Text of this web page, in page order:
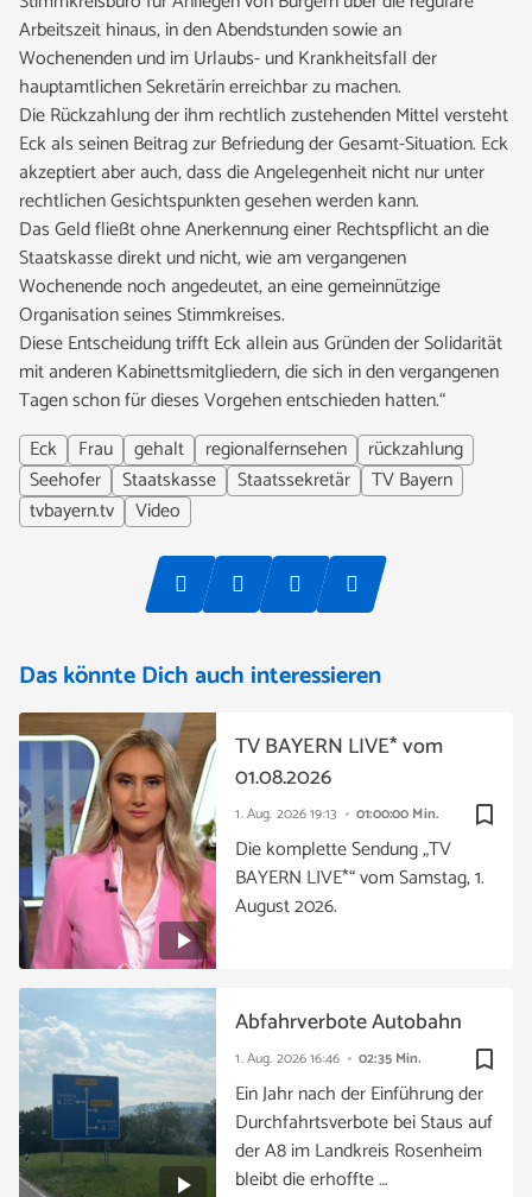
Arbeitszeit hinaus, in den Abendstunden sowie an
Wochenenden und im Urlaubs- und Krankheitsfall der
hauptamtlichen Sekretärin erreichbar zu machen.
Die Rückzahlung der ihm rechtlich zustehenden Mittel versteht
Eck als seinen Beitrag zur Befriedung der Gesamt-Situation. Eck
akzeptiert aber auch, dass die Angelegenheit nicht nur unter
rechtlichen Gesichtspunkten gesehen werden kann.
Das Geld fließt ohne Anerkennung einer Rechtspflicht an die
Staatskasse direkt und nicht, wie am vergangenen
Wochenende noch angedeutet, an eine gemeinnützige
Organisation seines Stimmkreises.
Diese Entscheidung trifft Eck allein aus Gründen der Solidarität
mit anderen Kabinettsmitgliedern, die sich in den vergangenen
Tagen schon für dieses Vorgehen entschieden hatten.“
Eck
Frau gehalt regionalfernsehen
rückzahlung
Seehofer
Staatskasse Staatssekretär
TV Bayern
tvbayern.tv
Video
Das könnte Dich auch interessieren
bookmark_border
1. Aug. 202619:13 01:00:00 Min.
TV BAYERN LIVE* vom
01.08.2026
Die komplette Sendung „TV
BAYERN LIVE*“ vom Samstag, 1.
August 2026.
bookmark_border
1. Aug. 202616:46 02:35 Min.
Abfahrverbote Autobahn
Ein Jahr nach der Einführung der
Durchfahrtsverbote bei Staus auf
der A8 im Landkreis Rosenheim
bleibt die erhoffte …